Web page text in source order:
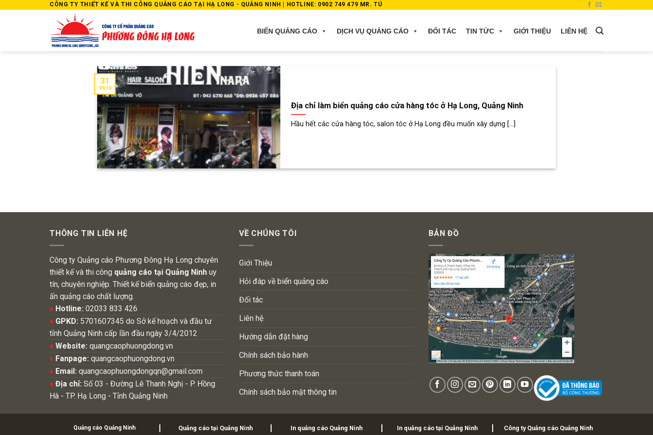
CÔNG TY THIẾT KẾ VÀ THI CÔNG QUẢNG CÁO TẠI HẠ LONG - QUẢNG NINH | HOTLINE: 0902 749 479 MR. TÚ
BIỂN QUẢNG CÁO DỊCH VỤ QUẢNG CÁO ĐỐI TÁC TIN TỨC GIỚI THIỆU LIÊN HỆ
Địa chỉ làm biển quảng cáo cửa hàng tóc ở Hạ Long, Quảng Ninh
Hầu hết các cửa hàng tóc, salon tóc ở Hạ Long đều muốn xây dựng [...]
31
Th10
THÔNG TIN LIÊN HỆ
Công ty Quảng cáo Phương Đông Hạ Long chuyên
thiết kế và thi công quảng cáo tại Quảng Ninh uy
tín, chuyên nghiệp. Thiết kế biển quảng cáo đẹp, in
ấn quảng cáo chất lượng.
♦ Hotline: 02033 833 426
♦ GPKD: 5701607345 do Sở kế hoạch và đầu tư
tỉnh Quảng Ninh cấp lần đầu ngày 3/4/2012
♦ Website: quangcaophuongdong.vn
♦ Fanpage: quangcaophuongdong.vn
♦ Email: quangcaophuongdongqn@gmail.com
♦ Địa chỉ: Số 03 - Đường Lê Thanh Nghị - P. Hồng
Hà - TP. Hạ Long - Tỉnh Quảng Ninh
VỀ CHÚNG TÔI
Giới Thiệu
Hỏi đáp về biển quảng cáo
Đối tác
Liên hệ
Hướng dẫn đặt hàng
Chính sách bảo hành
Phương thức thanh toán
Chính sách bảo mật thông tin
BẢN ĐỒ
Quảng cáo Quảng Ninh Quảng cáo tại Quảng Ninh In quảng cáo Quảng Ninh In quảng cáo tại Quảng Ninh Công ty Quảng cáo Quảng Ninh